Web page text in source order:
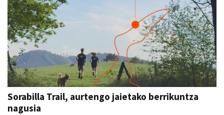
Sorabilla Trail, aurtengo jaietako berrikuntza
nagusia